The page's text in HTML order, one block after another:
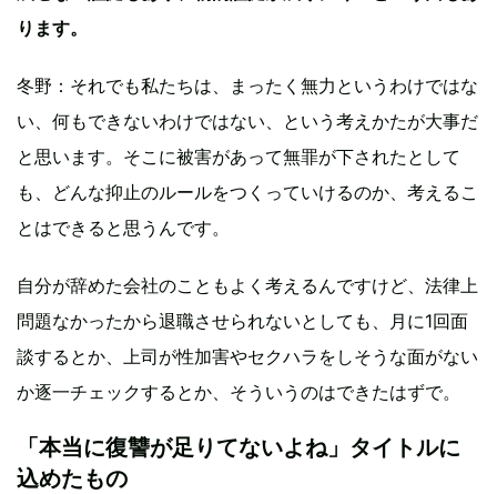
ります。
冬野：それでも私たちは、まったく無力というわけではな
い、何もできないわけではない、という考えかたが大事だ
と思います。そこに被害があって無罪が下されたとして
も、どんな抑止のルールをつくっていけるのか、考えるこ
とはできると思うんです。
自分が辞めた会社のこともよく考えるんですけど、法律上
問題なかったから退職させられないとしても、月に1回面
談するとか、上司が性加害やセクハラをしそうな面がない
か逐一チェックするとか、そういうのはできたはずで。
「本当に復讐が足りてないよね」タイトルに
込めたもの